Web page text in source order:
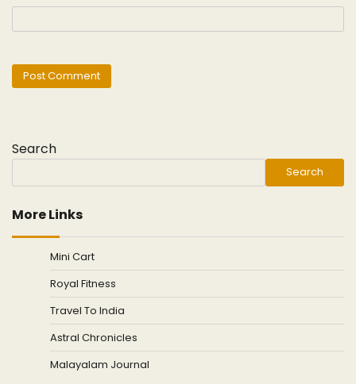
Search
Search
More Links
Mini Cart
Royal Fitness
Travel To India
Astral Chronicles
Malayalam Journal